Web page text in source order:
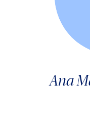
Ana